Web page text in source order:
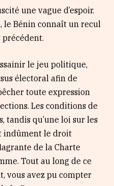
une vague d’espoir.
le Bénin connaît un recul
le jeu politique,
électoral afin de
toute expression
Les conditions de
tandis qu’une loi sur les
indûment le droit
de la Charte
Tout au long de ce
vous avez pu compter